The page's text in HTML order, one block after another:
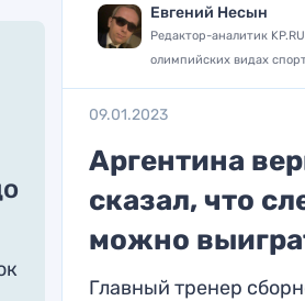
Евгений Несын
Редактор-аналитик
олимпийских видах
09.01.2023
Аргентина
сказал, что
можно
Главный тренер